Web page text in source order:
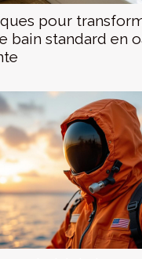
pour
bain standard en